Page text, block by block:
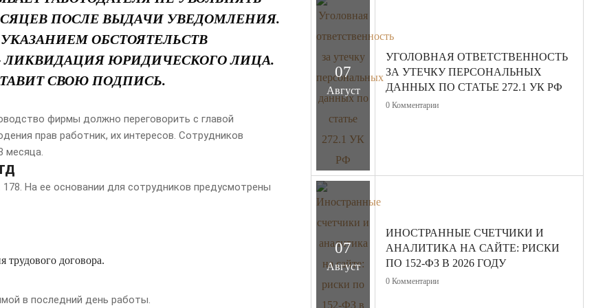
ПОСЛЕ ВЫДАЧИ УВЕДОМЛЕНИЯ.
ОБСТОЯТЕЛЬСТВ
ЛИКВИДАЦИЯ ЮРИДИЧЕСКОГО ЛИЦА.
СВОЮ ПОДПИСЬ.
фирмы должно переговорить с главой
прав работник, их интересов. Сотрудников
месяца.
На ее основании для сотрудников предусмотрены
трудового договора.
в последний день работы.
07
Август
УГОЛОВНАЯ ОТВЕТСТВЕННОСТЬ
ЗА УТЕЧКУ ПЕРСОНАЛЬНЫХ
ДАННЫХ ПО СТАТЬЕ 272.1 УК РФ
0 Комментарии
07
Август
ИНОСТРАННЫЕ СЧЕТЧИКИ И
АНАЛИТИКА НА САЙТЕ: РИСКИ
ПО 152-ФЗ В 2026 ГОДУ
0 Комментарии